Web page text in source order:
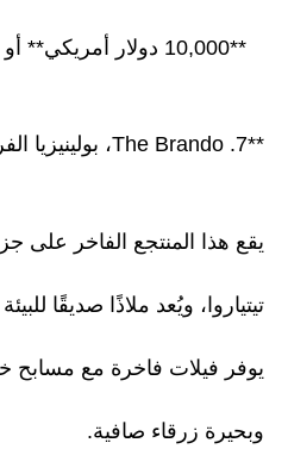
**10,000 دولار أمريكي** أو أكثر للأجنحة الفاخرة.
**7. The Brando، بولينيزيا الفرنسية:**
يقع هذا المنتجع الفاخر على
تيتياروا، ويُعد ملاذًا صديقًا
يوفر فيلات فاخرة مع مسابح
وبحيرة زرقاء صافية.